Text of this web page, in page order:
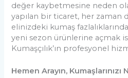
değer kaybetmesine neden
yapılan bir ticaret, her zaman
elinizdeki kumaş
yeni sezon ürünlerine açmak
Kumaşçılık’ın profesyonel
Hemen Arayın,